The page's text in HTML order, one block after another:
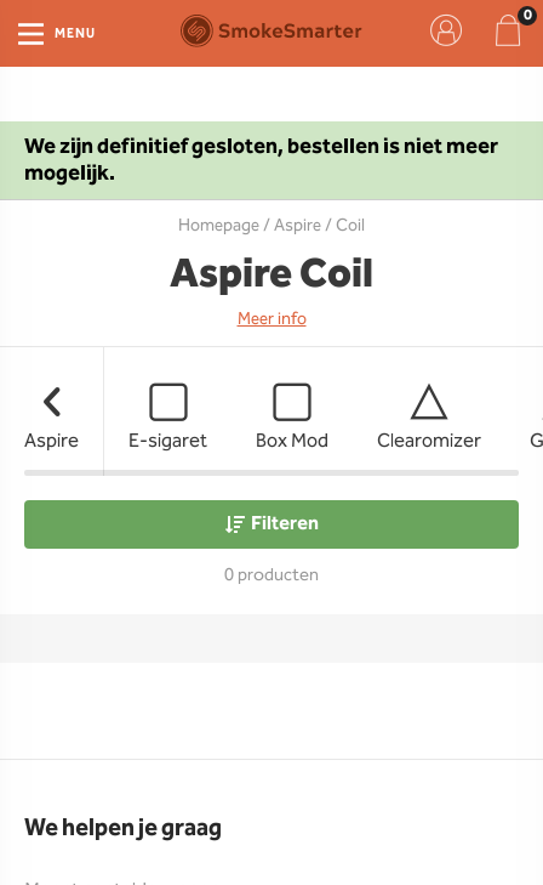
We zijn definitief gesloten, bestellen is niet meer
mogelijk.
MENU
Homepage/Aspire/ Coil
Aspire Coil
Meer info
Aspire E-sigaret Box Mod Clearomizer
Filteren
0 producten
We helpen je graag